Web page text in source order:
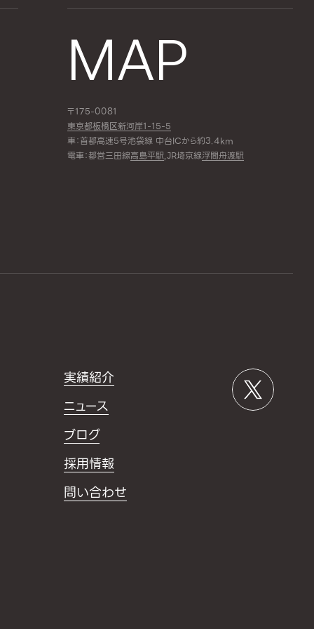
MAP
〒175-0081
東京都板橋区新河岸1-15-5
車：首都高速5号池袋線 中台ICから約3.4km
電車：都営三田線高島平駅,JR埼京線浮間舟渡駅
実績紹介
ニュース
ブログ
採用情報
問い合わせ